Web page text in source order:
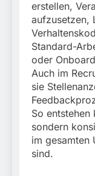
erstellen,
aufzusetzen,
Standard-
oder
Auch im
sie
So entstehen
sondern
im gesamten
sind.